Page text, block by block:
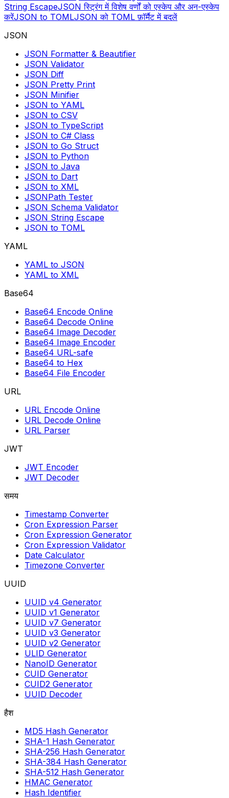
String EscapeJSON स्ट्रिंग में विशेष वर्णों को एस्केप और अन-एस्केप
करेंJSON to TOMLJSON को TOML फ़ॉर्मैट में बदलें
JSON
JSON Formatter & Beautifier
JSON Validator
JSON Diff
JSON Pretty Print
JSON Minifier
JSON to YAML
JSON to CSV
JSON to TypeScript
JSON to C# Class
JSON to Go Struct
JSON to Python
JSON to Java
JSON to Dart
JSON to XML
JSONPath Tester
JSON Schema Validator
JSON String Escape
JSON to TOML
YAML
YAML to JSON
YAML to XML
Base64
Base64 Encode Online
Base64 Decode Online
Base64 Image Decoder
Base64 Image Encoder
Base64 URL-safe
Base64 to Hex
Base64 File Encoder
URL
URL Encode Online
URL Decode Online
URL Parser
JWT
JWT Encoder
JWT Decoder
समय
Timestamp Converter
Cron Expression Parser
Cron Expression Generator
Cron Expression Validator
Date Calculator
Timezone Converter
UUID
UUID v4 Generator
UUID v1 Generator
UUID v7 Generator
UUID v3 Generator
UUID v2 Generator
ULID Generator
NanoID Generator
CUID Generator
CUID2 Generator
UUID Decoder
हैश
MD5 Hash Generator
SHA-1 Hash Generator
SHA-256 Hash Generator
SHA-384 Hash Generator
SHA-512 Hash Generator
HMAC Generator
Hash Identifier